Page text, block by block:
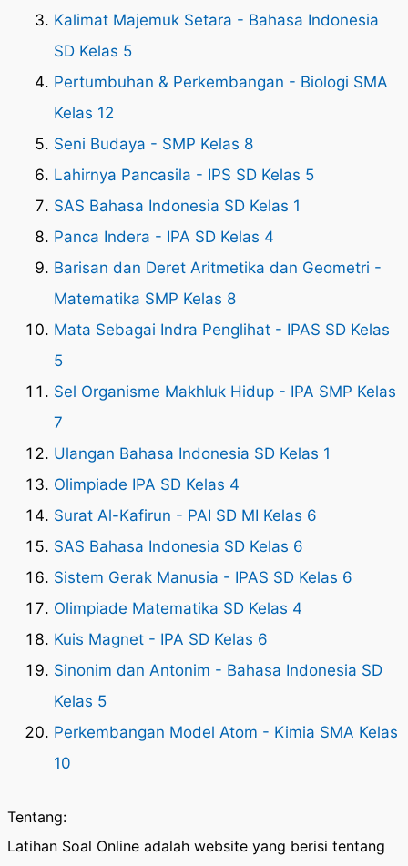
Kalimat Majemuk Setara - Bahasa Indonesia
SD Kelas 5
Pertumbuhan & Perkembangan - Biologi SMA
Kelas 12
Seni Budaya - SMP Kelas 8
Lahirnya Pancasila - IPS SD Kelas 5
SAS Bahasa Indonesia SD Kelas 1
Panca Indera - IPA SD Kelas 4
Barisan dan Deret Aritmetika dan Geometri -
Matematika SMP Kelas 8
Mata Sebagai Indra Penglihat - IPAS SD Kelas
5
Sel Organisme Makhluk Hidup - IPA SMP Kelas
7
Ulangan Bahasa Indonesia SD Kelas 1
Olimpiade IPA SD Kelas 4
Surat Al-Kafirun - PAI SD MI Kelas 6
SAS Bahasa Indonesia SD Kelas 6
Sistem Gerak Manusia - IPAS SD Kelas 6
Olimpiade Matematika SD Kelas 4
Kuis Magnet - IPA SD Kelas 6
Sinonim dan Antonim - Bahasa Indonesia SD
Kelas 5
Perkembangan Model Atom - Kimia SMA Kelas
10
Tentang:
Latihan Soal Online adalah website yang berisi tentang